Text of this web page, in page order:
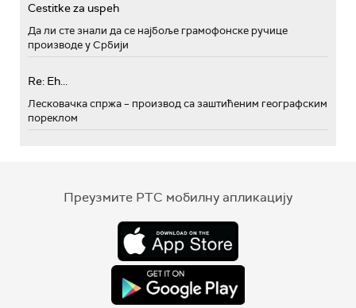
Cestitke za uspeh
Да ли сте знали да се најбоље грамофонске ручице
производе у Србији
Re: Eh...
Лесковачка спржа – производ са заштићеним географским
пореклом
Преузмите РТС мобилну апликацију